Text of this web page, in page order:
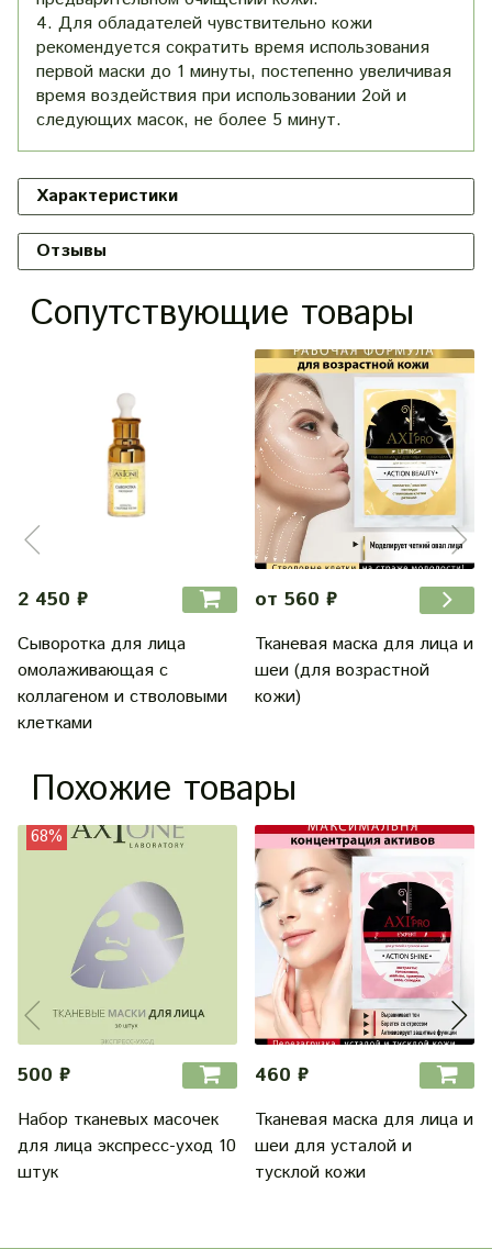
4. Для обладателей чувствительно кожи
рекомендуется сократить время использования
первой маски до 1 минуты, постепенно увеличивая
время воздействия при использовании 2ой и
следующих масок, не более 5 минут.
Характеристики
Отзывы
Сопутствующие товары
2 450 ₽
Сыворотка для лица
омолаживающая с
коллагеном и стволовыми
клетками
от 560 ₽
Тканевая маска для лица и
шеи (для возрастной
кожи)
Похожие товары
68%
500 ₽
Набор тканевых масочек
для лица экспресс-уход 10
штук
460 ₽
Тканевая маска для лица и
шеи для усталой и
тусклой кожи